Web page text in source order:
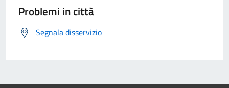
Problemi in città
Segnala disservizio